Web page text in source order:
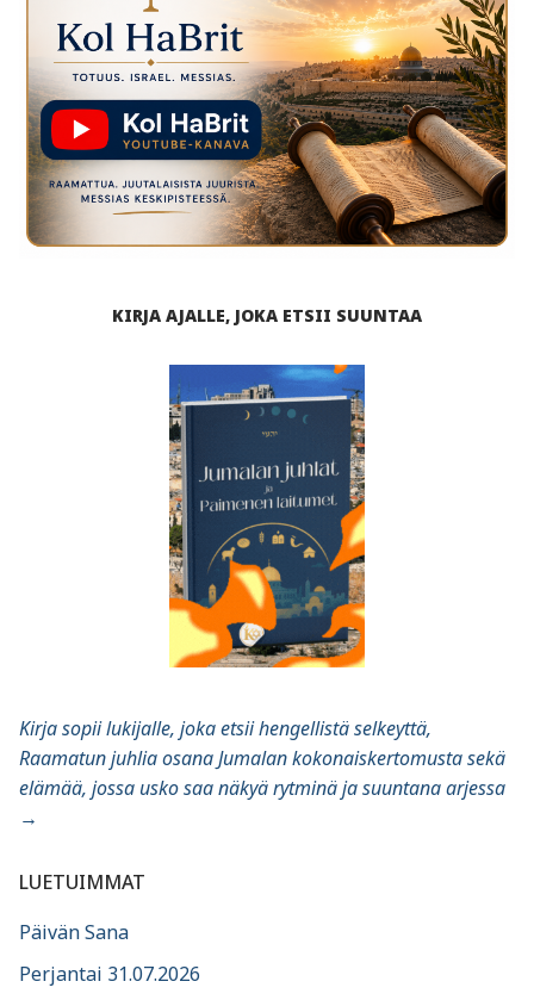
KIRJA AJALLE, JOKA ETSII SUUNTAA
Kirja sopii lukijalle, joka etsii hengellistä selkeyttä,
Raamatun juhlia osana Jumalan kokonaiskertomusta sekä
elämää, jossa usko saa näkyä rytminä ja suuntana arjessa
→
LUETUIMMAT
Päivän Sana
Perjantai 31.07.2026